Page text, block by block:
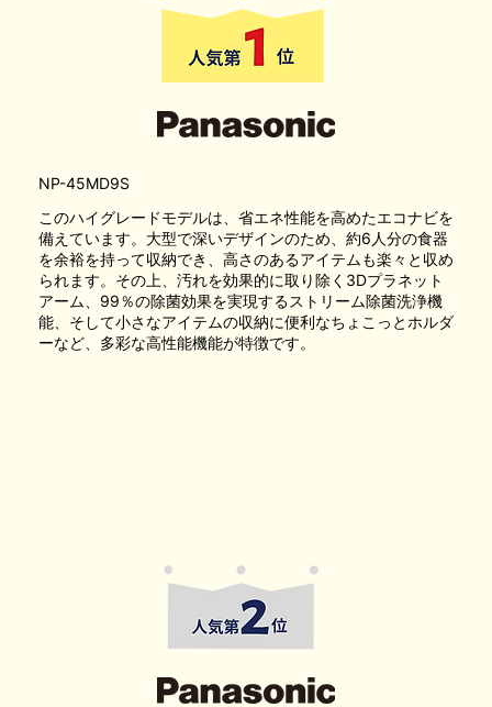
このハイグレードモデルは、省エネ性能を高めたエコナビを
備えています。大型で深いデザインのため、約6人分の食器
を余裕を持って収納でき、高さのあるアイテムも楽々と収め
られます。その上、汚れを効果的に取り除く3Dプラネット
アーム、99％の除菌効果を実現するストリーム除菌洗浄機
能、そして小さなアイテムの収納に便利なちょこっとホルダ
ーなど、多彩な高性能機能が特徴です。
NP-45MD9S